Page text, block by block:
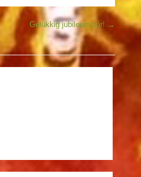
Gelukkig jubileumjaar! →